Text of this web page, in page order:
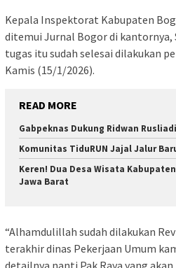
Kepala Inspektorat Kabupaten
ditemui Jurnal Bogor di kantornya,
tugas itu sudah selesai dilakukan
Kamis (15/1/2026).
READ MORE
Gabpeknas Dukung Ridwan
Komunitas TiduRUN Jajal Jalur
Keren! Dua Desa Wisata
Jawa Barat
“Alhamdulillah sudah dilakukan
terakhir dinas Pekerjaan Umum
detailnya nanti Pak Raya yang